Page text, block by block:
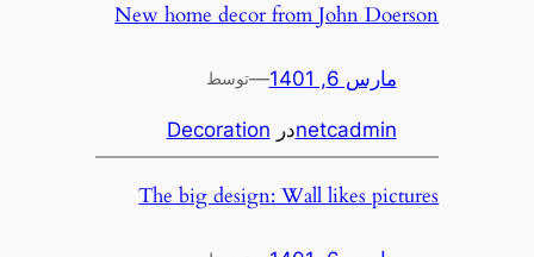
New home decor from John Doerson
مارس 6, 1401 —توسط
netcadminدر Decoration
The big design: Wall likes pictures